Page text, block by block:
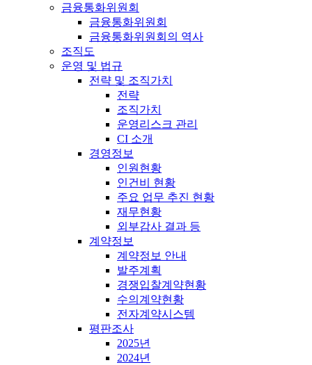
금융통화위원회
금융통화위원회
금융통화위원회의 역사
조직도
운영 및 법규
전략 및 조직가치
전략
조직가치
운영리스크 관리
CI 소개
경영정보
인원현황
인건비 현황
주요 업무 추진 현황
재무현황
외부감사 결과 등
계약정보
계약정보 안내
발주계획
경쟁입찰계약현황
수의계약현황
전자계약시스템
평판조사
2025년
2024년